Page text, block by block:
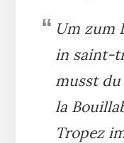
Um zum
in saint-
musst
la
Tropez